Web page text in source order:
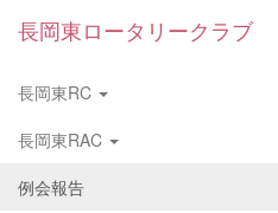
長岡東ロータリークラブ
長岡東RC
長岡東RAC
例会報告